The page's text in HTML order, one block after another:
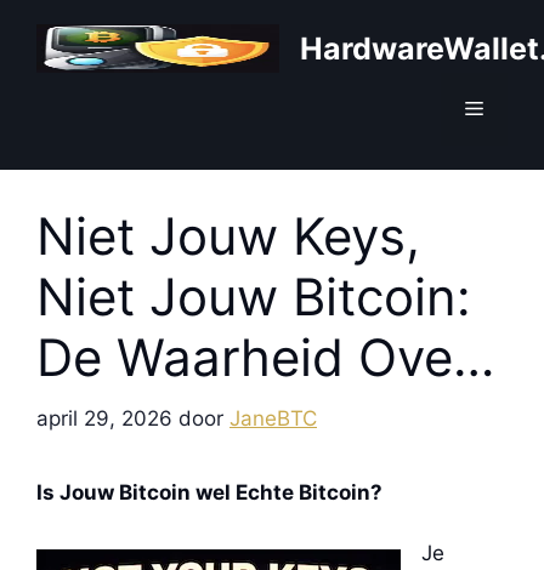
Menu
Niet Jouw Keys,
Niet Jouw Bitcoin:
De Waarheid Over
Self-Custody
april 29, 2026 door JaneBTC
Is Jouw Bitcoin wel Echte Bitcoin?
Je